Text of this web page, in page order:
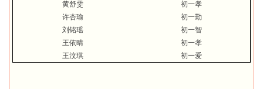
黄舒雯
初一孝
许杏瑜
初一勤
刘铭瑶
初一智
王依晴
初一孝
王汶琪
初一爱